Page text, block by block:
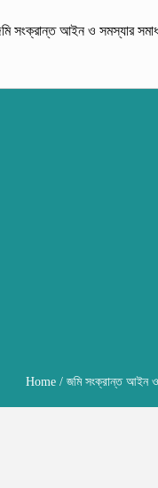
সংক্রান্ত আইন ও সমস্যার
Home / জমি সংক্রান্ত আইন ও